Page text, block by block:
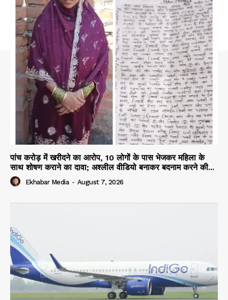
पांच करोड़ में खरीदने का आरोप, 10 लोगों के पास भेजकर महिला के
साथ शोषण कराने का दावा; अश्लील वीडियो बनाकर बदनाम करने की...
Ekhabar Media - August 7, 2026